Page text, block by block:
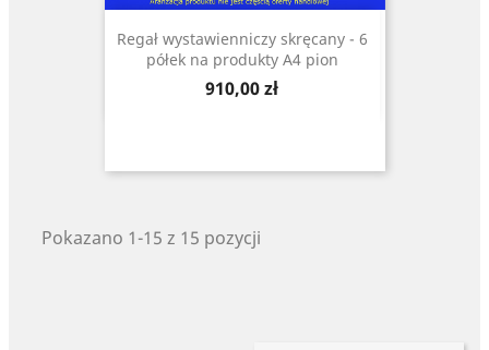
Regał wystawienniczy skręcany - 6
półek na produkty A4 pion
Cena
910,00 zł
Pokazano 1-15 z 15 pozycji